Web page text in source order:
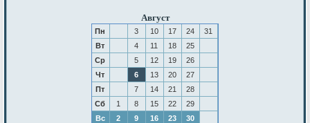
Август
Пн 3 10 17 24
31
Вт
4 11 18
25
Ср
5 12 19
26
Чт
6 13 20
27
Пт
7 14 21
28
Сб
1 8 15 22
29
Вс
2 9 16 23 30